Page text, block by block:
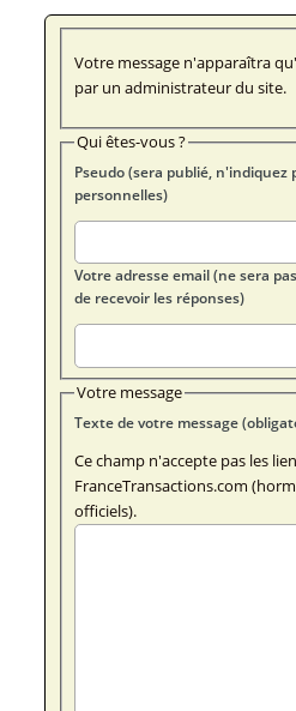
Votre message n'apparaîtra
par un administrateur du site.
Qui êtes-vous ?
Pseudo (sera publié, n'indiquez
personnelles)
Votre adresse email (ne sera
de recevoir les réponses)
Votre message
Texte de votre
Ce champ n'accepte pas les
FranceTransactions.com
officiels).